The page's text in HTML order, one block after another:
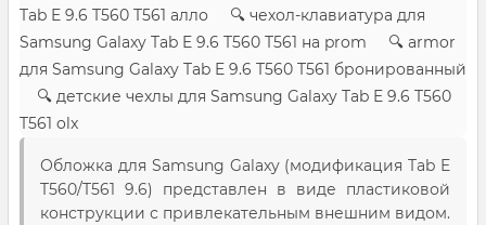
Tab E 9.6 T560 T561 алло 🔍 чехол-клавиатура для
Samsung Galaxy Tab E 9.6 T560 T561 на prom 🔍 armor
для Samsung Galaxy Tab E 9.6 T560 T561 бронированный
🔍 детские чехлы для Samsung Galaxy Tab E 9.6 T560
T561 olx
Обложка для Samsung Galaxy (модификация Tab E
T560/T561 9.6) представлен в виде пластиковой
конструкции с привлекательным внешним видом.